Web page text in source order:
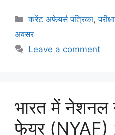
Categories
करेंट अफेयर्स पत्रिका,
अवसर
Leave a comment
भारत में नेशनल
फेयर